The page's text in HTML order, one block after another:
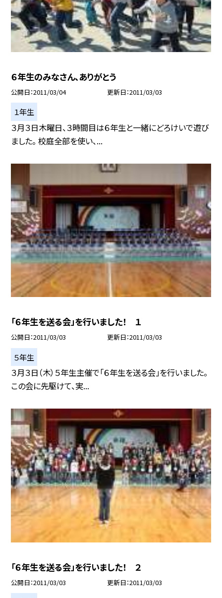
６年生のみなさん、ありがとう
公開日 2011/03/04 更新日 2011/03/03
１年生
３月３日木曜日、３時間目は６年生と一緒にどろけいで遊び
ました。 校庭全部を使い、...
「６年生を送る会」を行いました！ １
公開日 2011/03/03 更新日 2011/03/03
５年生
３月３日（木）５年生主催で「６年生を送る会」を行いました。
この会に先駆けて、実...
「６年生を送る会」を行いました！ ２
公開日 2011/03/03 更新日 2011/03/03